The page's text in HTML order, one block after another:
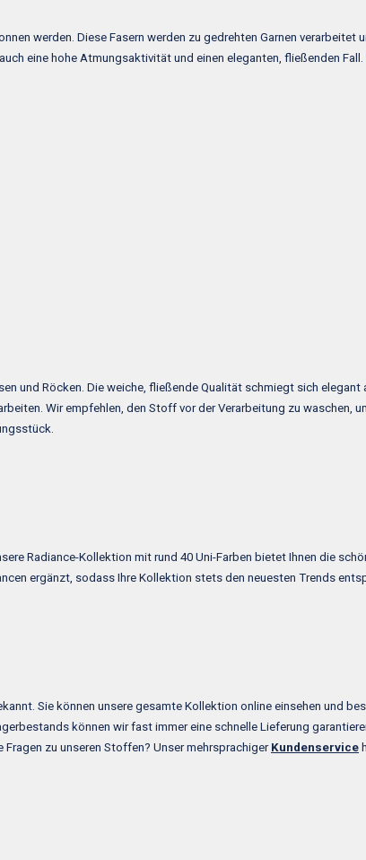
werden. Diese Fasern werden zu gedrehten Garnen verarbeitet
eine hohe Atmungsaktivität und einen eleganten, fließenden
und Röcken. Die weiche, fließende Qualität schmiegt sich elegant
Wir empfehlen, den Stoff vor der Verarbeitung zu waschen,
Radiance-Kollektion mit rund 40 Uni-Farben bietet Ihnen die
ergänzt, sodass Ihre Kollektion stets den neuesten Trends
Sie können unsere gesamte Kollektion online einsehen und
können wir fast immer eine schnelle Lieferung
zu unseren Stoffen? Unser mehrsprachiger Kundenservice